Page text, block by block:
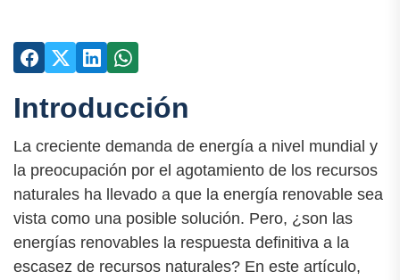
Introducción
La creciente demanda de energía a nivel mundial y
la preocupación por el agotamiento de los recursos
naturales ha llevado a que la energía renovable sea
vista como una posible solución. Pero, ¿son las
energías renovables la respuesta definitiva a la
escasez de recursos naturales? En este artículo,